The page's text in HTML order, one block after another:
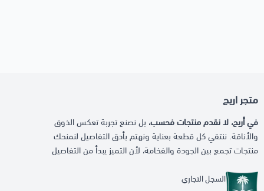
متجر اريج
في أريج، لا نقدم منتجات فحسب، بل نصنع تجربة تعكس الذوق
والأناقة. ننتقي كل قطعة بعناية ونهتم بأدق التفاصيل لنمنحك
منتجات تجمع بين الجودة والفخامة، لأن التميز يبدأ من التفاصيل
السجل التجاري